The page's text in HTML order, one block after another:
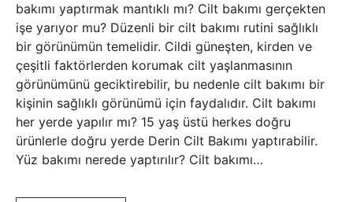
bakımı yaptırmak mantıklı mı? Cilt bakımı gerçekten
işe yarıyor mu? Düzenli bir cilt bakımı rutini sağlıklı
bir görünümün temelidir. Cildi güneşten, kirden ve
çeşitli faktörlerden korumak cilt yaşlanmasının
görünümünü geciktirebilir, bu nedenle cilt bakımı bir
kişinin sağlıklı görünümü için faydalıdır. Cilt bakımı
her yerde yapılır mı? 15 yaş üstü herkes doğru
ürünlerle doğru yerde Derin Cilt Bakımı yaptırabilir.
Yüz bakımı nerede yaptırılır? Cilt bakımı…